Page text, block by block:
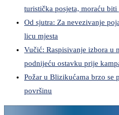
turistička posjeta, moraću
Od sjutra: Za nevezivanje
licu mjesta
Vučić: Raspisivanje izbora u
podnijeću ostavku prije
Požar u Blizikućama brzo se
površinu